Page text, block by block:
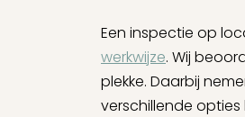
Een inspectie op
werkwijze. Wij
plekke. Daarbij
verschillende opties